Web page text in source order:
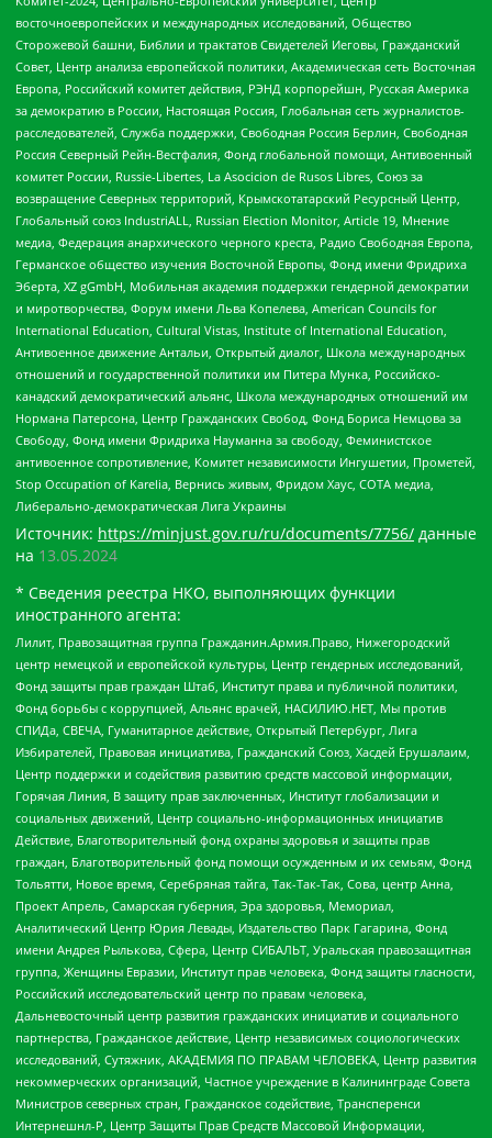
восточноевропейских и международных исследований, Общество
Сторожевой башни, Библии и трактатов Свидетелей Иеговы, Гражданский
Совет, Центр анализа европейской политики, Академическая сеть Восточная
Европа, Российский комитет действия, РЭНД корпорейшн, Русская Америка
за демократию в России, Настоящая Россия, Глобальная сеть журналистов-
расследователей, Служба поддержки, Свободная Россия Берлин, Свободная
Россия Северный Рейн-Вестфалия, Фонд глобальной помощи, Антивоенный
комитет России, Russie-Libertes, La Asocicion de Rusos Libres, Союз за
возвращение Северных территорий, Крымскотатарский Ресурсный Центр,
Глобальный союз IndustriALL, Russian Election Monitor, Article 19, Мнение
медиа, Федерация анархического черного креста, Радио Свободная Европа,
Германское общество изучения Восточной Европы, Фонд имени Фридриха
Эберта, XZ gGmbH, Мобильная академия поддержки гендерной демократии
и миротворчества, Форум имени Льва Копелева, American Councils for
International Education, Cultural Vistas, Institute of International Education,
Антивоенное движение Антальи, Открытый диалог, Школа международных
отношений и государственной политики им Питера Мунка, Российско-
канадский демократический альянс, Школа международных отношений им
Нормана Патерсона, Центр Гражданских Свобод, Фонд Бориса Немцова за
Свободу, Фонд имени Фридриха Науманна за свободу, Феминистское
антивоенное сопротивление, Комитет независимости Ингушетии, Прометей,
Stop Occupation of Karelia, Вернись живым, Фридом Хаус, СОТА медиа,
Либерально-демократическая Лига Украины
Источник: https://minjust.gov.ru/ru/documents/7756/ данные
на 13.05.2024
* Сведения реестра НКО, выполняющих функции
иностранного агента:
Лилит, Правозащитная группа Гражданин.Армия.Право, Нижегородский
центр немецкой и европейской культуры, Центр гендерных исследований,
Фонд защиты прав граждан Штаб, Институт права и публичной политики,
Фонд борьбы с коррупцией, Альянс врачей, НАСИЛИЮ.НЕТ, Мы против
СПИДа, СВЕЧА, Гуманитарное действие, Открытый Петербург, Лига
Избирателей, Правовая инициатива, Гражданский Союз, Хасдей Ерушалаим,
Центр поддержки и содействия развитию средств массовой информации,
Горячая Линия, В защиту прав заключенных, Институт глобализации и
социальных движений, Центр социально-информационных инициатив
Действие, Благотворительный фонд охраны здоровья и защиты прав
граждан, Благотворительный фонд помощи осужденным и их семьям, Фонд
Тольятти, Новое время, Серебряная тайга, Так-Так-Так, Сова, центр Анна,
Проект Апрель, Самарская губерния, Эра здоровья, Мемориал,
Аналитический Центр Юрия Левады, Издательство Парк Гагарина, Фонд
имени Андрея Рылькова, Сфера, Центр СИБАЛЬТ, Уральская правозащитная
группа, Женщины Евразии, Институт прав человека, Фонд защиты гласности,
Российский исследовательский центр по правам человека,
Дальневосточный центр развития гражданских инициатив и социального
партнерства, Гражданское действие, Центр независимых социологических
исследований, Сутяжник, АКАДЕМИЯ ПО ПРАВАМ ЧЕЛОВЕКА, Центр развития
некоммерческих организаций, Частное учреждение в Калининграде Совета
Министров северных стран, Гражданское содействие, Трансперенси
Интернешнл-Р, Центр Защиты Прав Средств Массовой Информации,